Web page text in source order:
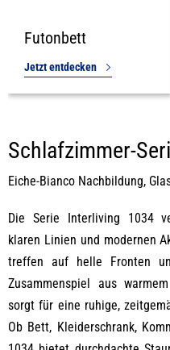
Futonbett
Jetzt entdecken
Schlafzimmer-
Eiche-Bianco Nachbildung,
Die Serie Interliving 1034
klaren Linien und modernen
treffen auf helle Fronten
Zusammenspiel aus
sorgt für eine ruhige,
Ob Bett, Kleiderschrank,